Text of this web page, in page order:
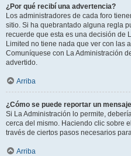
¿Por qué recibí una advertencia?
Los administradores de cada foro
sitio. Si ha quebrantado alguna regla
recuerde que esta es una decisión de
Limited no tiene nada que ver con las
Comuníquese con La Administración
advertido.
Arriba
¿Cómo se puede reportar un
Si La Administración lo permite,
cerca del mismo. Haciendo clic sobre
través de ciertos pasos necesarios
Arriba